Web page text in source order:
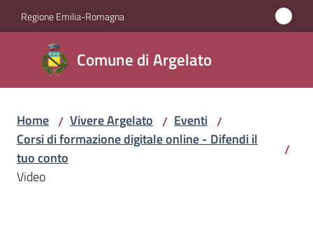
Vai al contenuto
Vai alla navigazione
Vai al footer
Regione Emilia-Romagna
Comune di Argelato
Comune
di
Argelato
Amministrazione
Home / Vivere Argelato / Eventi /
Corsi di formazione digitale online - Difendi il
tuo conto
/
Video